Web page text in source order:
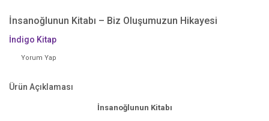
İnsanoğlunun Kitabı – Biz Oluşumuzun Hikayesi
İndigo Kitap
Yorum Yap
Ürün Açıklaması
İnsanoğlunun Kitabı